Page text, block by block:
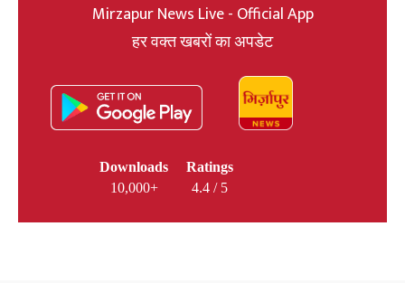
Mirzapur News Live - Official App
हर वक्त खबरों का अपडेट
Downloads
10,000+
Ratings
4.4 / 5